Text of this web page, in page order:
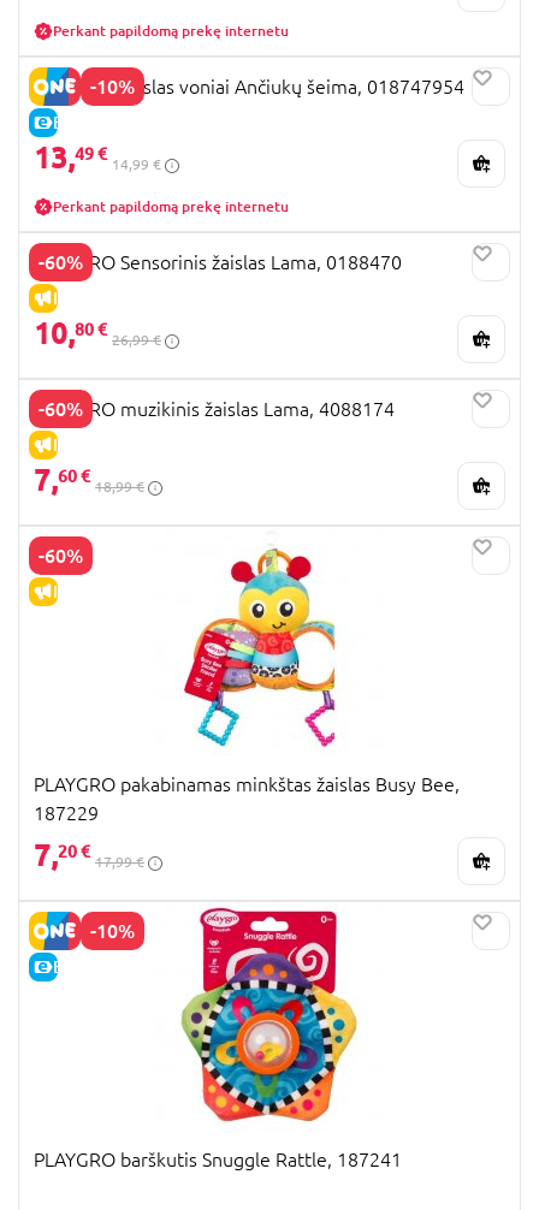
Perkant papildomą prekę internetu
-10%
E-KAINA
PLAYGRO žaislas voniai Ančiukų šeima, 018747954
13,49 €
14,99 €
Perkant papildomą prekę internetu
-60%
IŠPARDAVIMAS
PLAYGRO Sensorinis žaislas Lama, 0188470
10,80 €
26,99 €
-60%
IŠPARDAVIMAS
PLAYGRO muzikinis žaislas Lama, 4088174
7,60 €
18,99 €
-60%
IŠPARDAVIMAS
PLAYGRO pakabinamas minkštas žaislas Busy Bee,
187229
7,20 €
17,99 €
-10%
E-KAINA
PLAYGRO barškutis Snuggle Rattle, 187241